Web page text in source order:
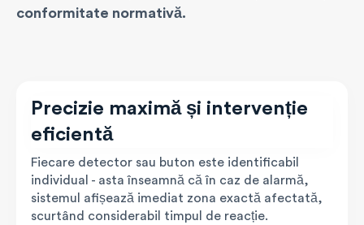
conformitate normativă.
Precizie maximă și intervenție
eficientă
Fiecare detector sau buton este identificabil
individual - asta înseamnă că în caz de alarmă,
sistemul afișează imediat zona exactă afectată,
scurtând considerabil timpul de reacție.